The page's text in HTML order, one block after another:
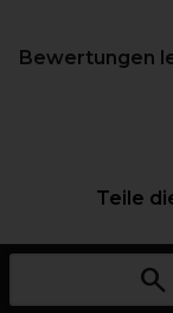
Bewertungen
Teile